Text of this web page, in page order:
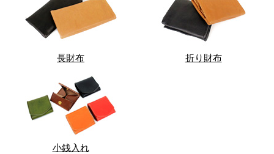
長財布 折り財布
小銭入れ